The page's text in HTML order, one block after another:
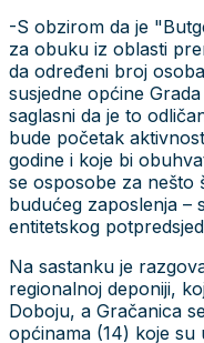
-S obzirom da je
za obuku iz oblasti
da određeni broj
susjedne općine
saglasni da je to
bude početak
godine i koje bi
se osposobe za nešto
budućeg zaposlenja –
entitetskog
Na sastanku je
regionalnoj deponiji,
Doboju, a Gračanica
općinama (14) koje su